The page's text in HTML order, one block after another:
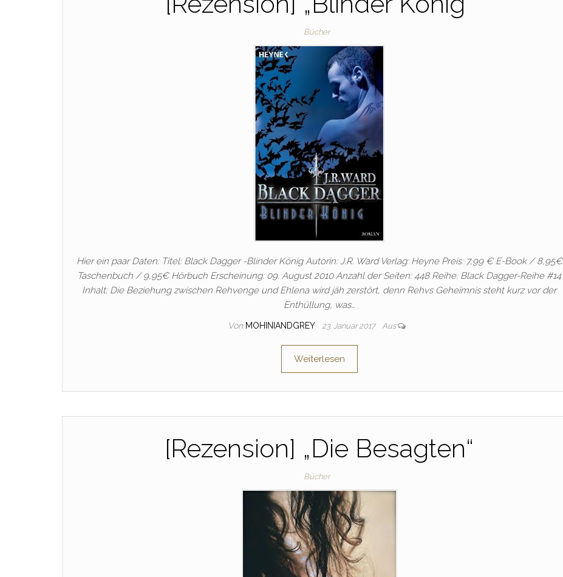
Bücher
Hier ein paar Daten: Titel: Black Dagger -Blinder König Autorin: J.R. Ward Verlag: Heyne Preis: 7,99 € E-Book / 8,95€
Taschenbuch / 9,95€ Hörbuch Erscheinung: 09. August 2010 Anzahl der Seiten: 448 Reihe: Black Dagger-Reihe #14
Inhalt: Die Beziehung zwischen Rehvenge und Ehlena wird jäh zerstört, denn Rehvs Geheimnis steht kurz vor der
Enthüllung, was…
Von MOHINIANDGREY 23. Januar 2017 Aus
Weiterlesen
[Rezension] „Die Besagten“
Bücher